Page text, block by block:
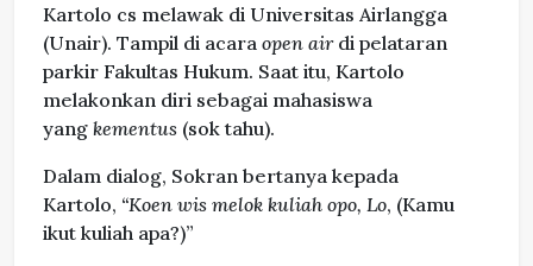
Kartolo cs melawak di Universitas Airlangga
(Unair). Tampil di acara open airdi pelataran
parkir Fakultas Hukum. Saat itu, Kartolo
melakonkan diri sebagai mahasiswa
yang kementus (sok tahu).
Dalam dialog, Sokran bertanya kepada
Kartolo, “Koen wis melok kuliah opo, Lo, (Kamu
ikut kuliah apa?)”